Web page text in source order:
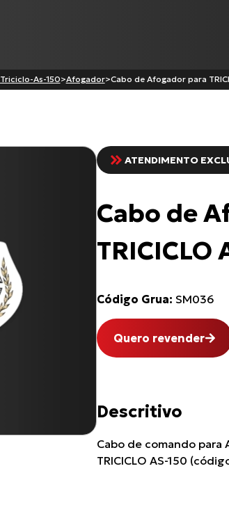
CG-125 CARGO
C-100 BIZ
XL-883N Iron
CG-125
Todos os
Triciclo-As-150>Afogador>Cabo de Afogador para
ATENDIMENTO
Cabo de
TRICICLO
Código Grua: SM036
Quero revender
Descritivo
Cabo de comando para
TRICICLO AS-150